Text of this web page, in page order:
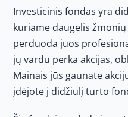
Investicinis fondas yra
kuriame daugelis
perduoda juos
jų vardu perka akcijas,
Mainais jūs gaunate
įdėjote į didžiulį turto